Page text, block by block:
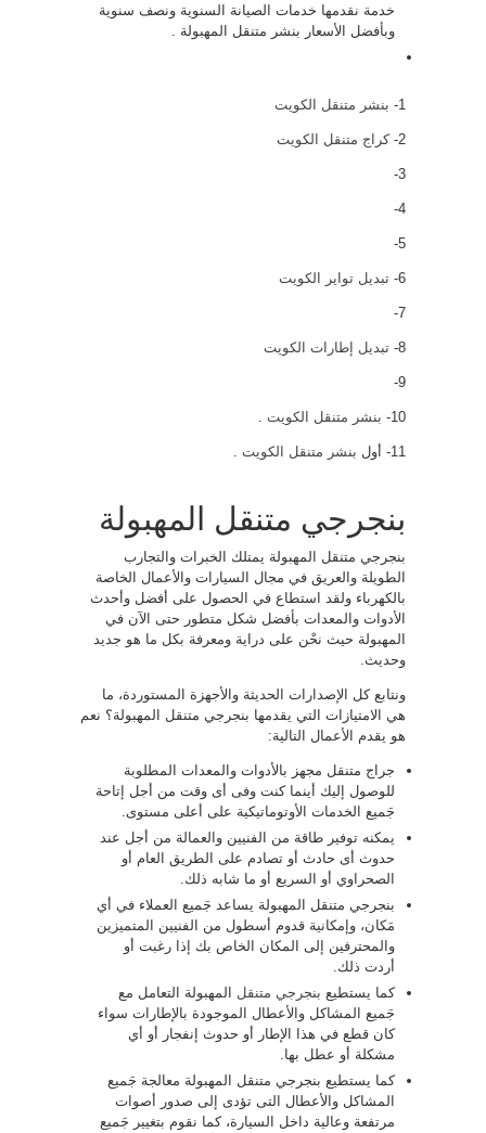
خدمة نقدمها خدمات الصيانة السنوية ونصف سنوية
وبأفضل الأسعار بنشر متنقل المهبولة .
1- بنشر متنقل الكويت
2- كراج متنقل الكويت
3-
4-
5-
6- تبديل تواير الكويت
7-
8- تبديل إطارات الكويت
9-
10- بنشر متنقل الكويت .
11- أول بنشر متنقل الكويت .
بنجرجي متنقل المهبولة
بنجرجي متنقل المهبولة يمتلك الخبرات والتجارب
الطويلة والعريق في مجال السيارات والأعمال الخاصة
بالكهرباء ولقد استطاع في الحصول على أفضل وأحدث
الأدوات والمعدات بأفضل شكل متطور حتى الآن في
المهبولة حيث نحْن على دراية ومعرفة بكل ما هو جديد
وحديث.
ونتابع كل الإصدارات الحديثة والأجهزة المستوردة، ما
هي الامتيازات التي يقدمها بنجرجي متنقل المهبولة؟ نعم
هو يقدم الأعمال التالية:
جراج متنقل مجهز بالأدوات والمعدات المطلوبة
للوصول إليك أينما كنت وفى أى وقت من أجل إتاحة
جَميع الخدمات الأوتوماتيكية على أعلى مستوى.
يمكنه توفير طاقة من الفنيين والعمالة من أجل عند
حدوث أى حادث أو تصادم على الطريق العام أو
الصحراوي أو السريع أو ما شابه ذلك.
بنجرجي متنقل المهبولة يساعد جَميع العملاء في أي
مَكان، وإمكانية قدوم أسطول من الفنيين المتميزين
والمحترفين إلى المكان الخاص بك إذا رغبت أو
أردت ذلك.
كما يستطيع بنجرجي متنقل المهبولة التعامل مع
جَميع المشاكل والأعطال الموجودة بالإطارات سواء
كان قطع في هذا الإطار أو حدوث إنفجار أو أي
مشكلة أو عطل بها.
كما يستطيع بنجرجي متنقل المهبولة معالجة جَميع
المشاكل والأعطال التى تؤدى إلى صدور أصوات
مرتفعة وعالية داخل السيارة، كما نقوم بتغيير جَميع